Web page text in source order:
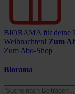
BIORAMA für deine
Weihnachten! Zum
Zum Abo-Shop
Biorama